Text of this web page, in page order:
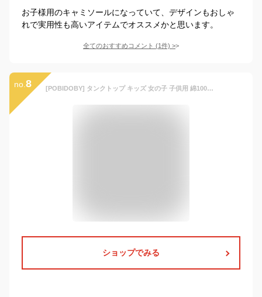
お子様用のキャミソールになっていて、デザインもおしゃ
れで実用性も高いアイテムでオススメかと思います。
全てのおすすめコメント (1件) >
no. 8 [POBIDOBY] タンクトップ キッズ 女の子 子供用 綿100% かわいい 女児タンクトップ 3枚組 80 90 95 100 110 120 130 140cm 下着 可愛い ジュニア インナー D 140
ショップでみる